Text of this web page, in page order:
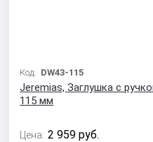
Код: DW43-115
Jeremias, Заглушка с
115 мм
Цена: 2 959 руб.